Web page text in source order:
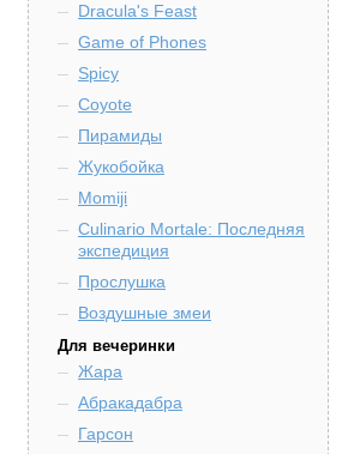
Dracula's Feast
Game of Phones
Spicy
Coyote
Пирамиды
Жукобойка
Momiji
Culinario Mortale: Последняя
экспедиция
Прослушка
Воздушные змеи
Для вечеринки
Жара
Абракадабра
Гарсон